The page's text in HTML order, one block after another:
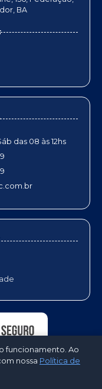
BA
das 08 às 12hs
direitos reservados -
funcionamento. Ao
nossa Política de